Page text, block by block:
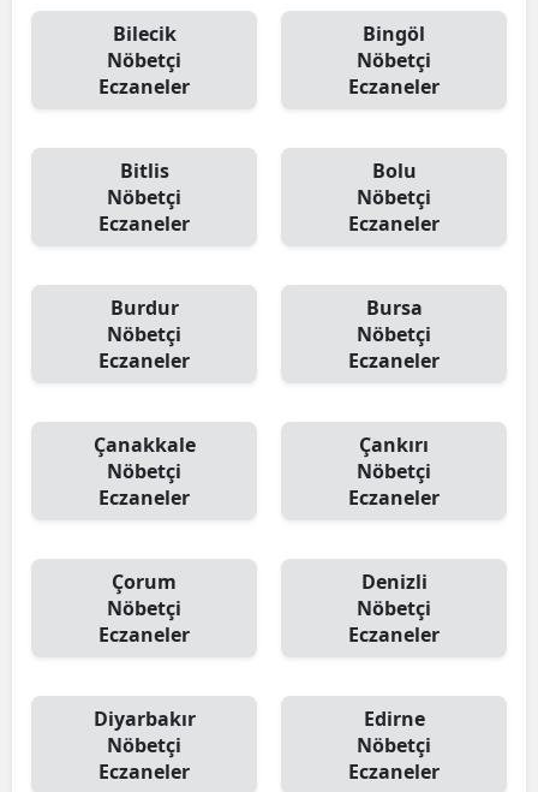
Bilecik
Nöbetçi
Eczaneler
Bingöl
Nöbetçi
Eczaneler
Bitlis
Nöbetçi
Eczaneler
Bolu
Nöbetçi
Eczaneler
Burdur
Nöbetçi
Eczaneler
Bursa
Nöbetçi
Eczaneler
Çanakkale
Nöbetçi
Eczaneler
Çankırı
Nöbetçi
Eczaneler
Çorum
Nöbetçi
Eczaneler
Denizli
Nöbetçi
Eczaneler
Diyarbakır
Nöbetçi
Eczaneler
Edirne
Nöbetçi
Eczaneler